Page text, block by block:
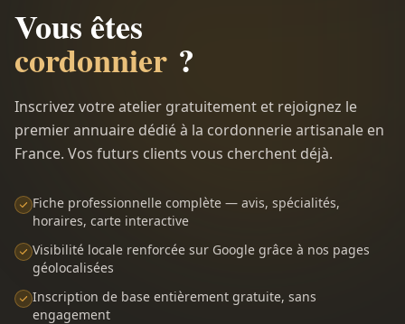
Vous êtes
cordonnier ?
Inscrivez votre atelier gratuitement et rejoignez le
premier annuaire dédié à la cordonnerie artisanale en
France. Vos futurs clients vous cherchent déjà.
Fiche professionnelle complète — avis, spécialités,
horaires, carte interactive
Visibilité locale renforcée sur Google grâce à nos pages
géolocalisées
Inscription de base entièrement gratuite, sans
engagement